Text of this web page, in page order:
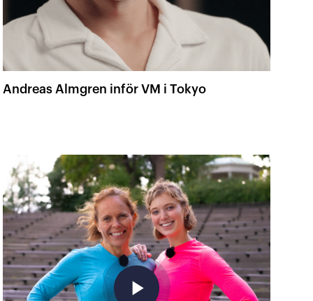
Andreas Almgren inför VM i Tokyo
play_arrow